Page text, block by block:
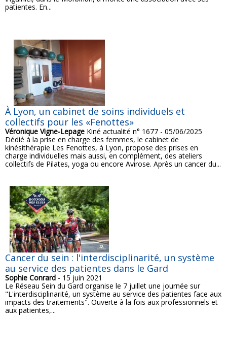
patientes. En...
À Lyon, un cabinet de soins individuels et
collectifs pour les «Fenottes»
Véronique Vigne-Lepage Kiné actualité n° 1677 - 05/06/2025
Dédié à la prise en charge des femmes, le cabinet de
kinésithérapie Les Fenottes, à Lyon, propose des prises en
charge individuelles mais aussi, en complément, des ateliers
collectifs de Pilates, yoga ou encore Avirose. Après un cancer du...
Cancer du sein : l'interdisciplinarité, un système
au service des patientes dans le Gard
Sophie Conrard - 15 juin 2021
Le Réseau Sein du Gard organise le 7 juillet une journée sur
"L'interdisciplinarité, un système au service des patientes face aux
impacts des traitements". Ouverte à la fois aux professionnels et
aux patientes,...